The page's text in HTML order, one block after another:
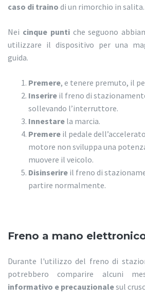
caso di traino di un rimorchio in salita.
Nei cinque puntiche seguono
utilizzare il dispositivo per una
guida.
Premere, e tenere premuto, il
Inserire il freno di
sollevando l’interruttore.
Innestare la marcia.
Premere il pedale
motore non sviluppa una
muovere il veicolo.
Disinserire il freno di
partire normalmente.
Freno a mano
Durante l'utilizzo del freno di
potrebbero comparire alcuni
informativo e precauzionalesul